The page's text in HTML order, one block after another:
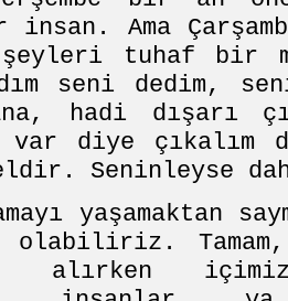
Ama
şeyleri tuhaf bir
seni dedim,
hadi dışarı
var diye çıkalım
Seninleyse
yaşamaktan
olabiliriz.
alırken içimizi